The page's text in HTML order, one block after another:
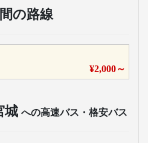
の路線
¥2,000～
城 への高速バス・格安バス